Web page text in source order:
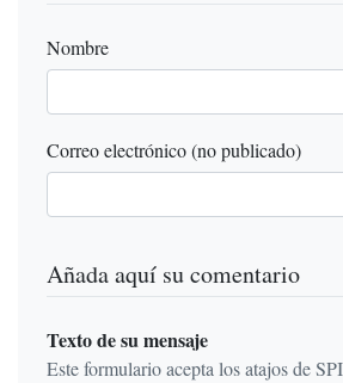
Nombre
Correo electrónico (no publicado)
Añada aquí su comentario
Texto de su mensaje
Este formulario acepta los atajos de